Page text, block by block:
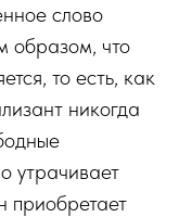
слово
образом, что
то есть, как
никогда
утрачивает
приобретает